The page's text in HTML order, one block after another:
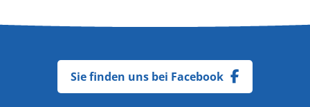
Sie finden uns bei Facebook